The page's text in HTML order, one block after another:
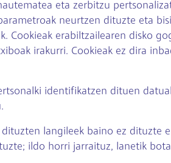
eta zerbitzu
neurtzen dituzte eta
Cookieak erabiltzailearen disko
irakurri. Cookieak ez dira
identifikatzen dituen
langileek baino ez
ildo horri jarraituz, lanetik